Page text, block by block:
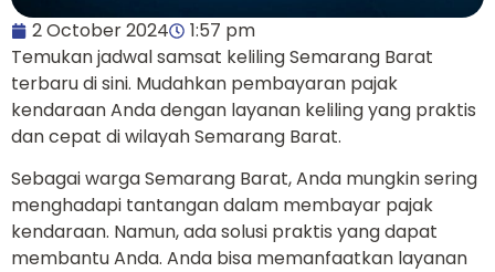
2 October 2024
1:57 pm
Temukan jadwal samsat keliling Semarang Barat
terbaru di sini. Mudahkan pembayaran pajak
kendaraan Anda dengan layanan keliling yang praktis
dan cepat di wilayah Semarang Barat.
Sebagai warga Semarang Barat, Anda mungkin sering
menghadapi tantangan dalam membayar pajak
kendaraan. Namun, ada solusi praktis yang dapat
membantu Anda. Anda bisa memanfaatkan layanan